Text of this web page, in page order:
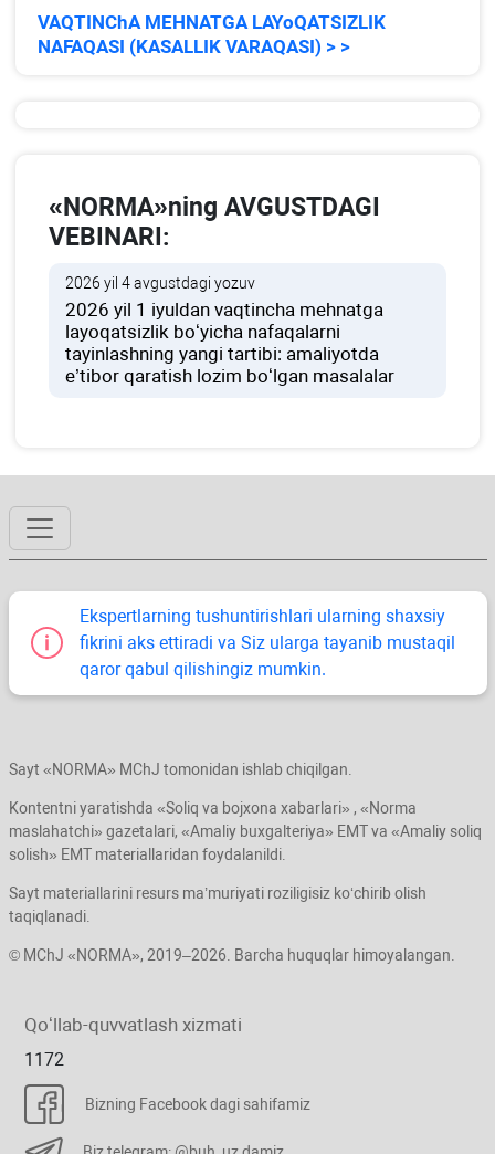
VAQTINChA MEHNATGA LAYoQATSIZLIK
NAFAQASI (KASALLIK VARAQASI) > >
«NORMA»ning AVGUSTDAGI
VEBINARI:
2026 yil 4 avgustdagi yozuv
2026 yil 1 iyuldan vaqtincha mehnatga
layoqatsizlik boʻyicha nafaqalarni
tayinlashning yangi tartibi: amaliyotda
e’tibor qaratish lozim boʻlgan masalalar
Ekspertlarning tushuntirishlari ularning shaхsiy
fikrini aks ettiradi va Siz ularga tayanib mustaqil
qaror qabul qilishingiz mumkin.
Sayt «NORMA» MChJ tomonidan ishlab chiqilgan.
Kontentni yaratishda «Soliq va bojхona хabarlari» , «Norma
maslahatchi» gazetalari, «Amaliy buхgalteriya» EMT va «Amaliy soliq
solish» EMT materiallaridan foydalanildi.
Sayt materiallarini resurs ma’muriyati roziligisiz koʻchirib olish
taqiqlanadi.
© MChJ «NORMA», 2019–2026. Barcha huquqlar himoyalangan.
Qoʻllab-quvvatlash хizmati
1172
Bizning Facebook dagi sahifamiz